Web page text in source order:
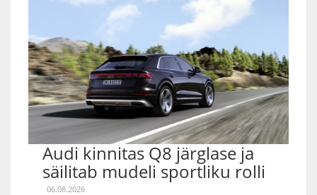
Audi kinnitas Q8 järglase ja
säilitab mudeli sportliku rolli
06.08.2026